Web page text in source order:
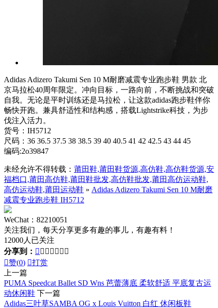
Adidas Adizero Takumi Sen 10 M耐磨减震专业跑步鞋 男款 北
京马拉松40周年限定。冲向目标，一路向前，不断挑战和突破
自我。无论是平时训练还是马拉松，让这款adidas跑步鞋伴你
畅快开跑。兼具舒适性和结构感，搭载Lightstrike科技，为步
伐注入活力。
货号：IH5712
尺码：36 36.5 37.5 38 38.5 39 40 40.5 41 42 42.5 43 44 45
编码:2o39847
未经允许不得转载： 莆田鞋,莆田鞋货源,高仿鞋,高仿鞋货源,安
福档口,莆田高仿鞋,莆田鞋批发,高仿鞋批发,莆田高仿运动鞋,
高仿运动鞋,莆田运动鞋 » Adidas Adizero Takumi Sen 10 M耐磨
减震专业跑步鞋 IH5712
WeChat：82210051
关注我们，每天分享更多有趣的事儿，有趣有料！
12000人已关注
分享到：       
赞(0) 打赏
上一篇
PUMA Speedcat Ballet SD Wns 芭蕾薄底 柔软舒适 平底复古运
动休闲鞋 下一篇
Adidas三叶草SAMBA OG x Louis Vuitton 白红 休闲板鞋